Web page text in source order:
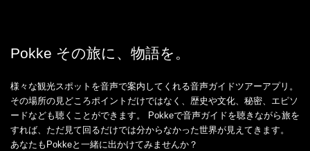
Pokke その旅に、物語を。
様々な観光スポットを音声で案内してくれる音声ガイドツアーアプリ。
その場所の見どころポイントだけではなく、歴史や文化、秘密、エピソ
ードなども聴くことができます。 Pokkeで音声ガイドを聴きながら旅を
すれば、ただ見て回るだけでは分からなかった世界が見えてきます。
あなたもPokkeと一緒に出かけてみませんか？